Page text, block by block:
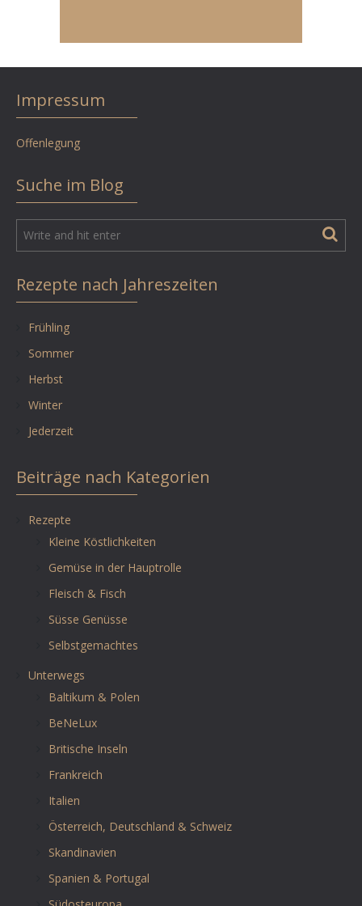
Impressum
Offenlegung
Suche im Blog
Rezepte nach Jahreszeiten
Frühling
Sommer
Herbst
Winter
Jederzeit
Beiträge nach Kategorien
Rezepte
Kleine Köstlichkeiten
Gemüse in der Hauptrolle
Fleisch & Fisch
Süsse Genüsse
Selbstgemachtes
Unterwegs
Baltikum & Polen
BeNeLux
Britische Inseln
Frankreich
Italien
Österreich, Deutschland & Schweiz
Skandinavien
Spanien & Portugal